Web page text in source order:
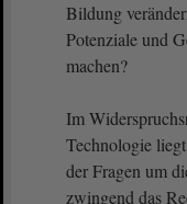
Bildung
Potenziale und
machen?
Im
Technologie
der Fragen um
zwingend das